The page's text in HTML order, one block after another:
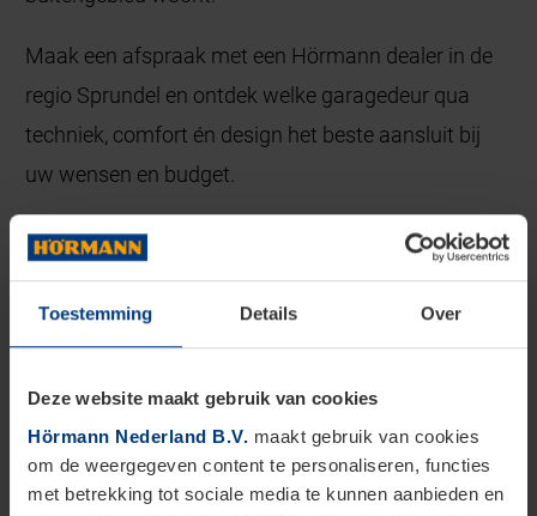
Toestemming Details Over
Deze website maakt gebruik van cookies
Hörmann Nederland B.V. maakt gebruik van cookies
om de weergegeven content te personaliseren, functies
met betrekking tot sociale media te kunnen aanbieden en
Maak een afspraak met een Hörmann dealer in de
regio Sprundel en ontdek welke garagedeur qua
techniek, comfort én design het beste aansluit bij
uw wensen en budget.